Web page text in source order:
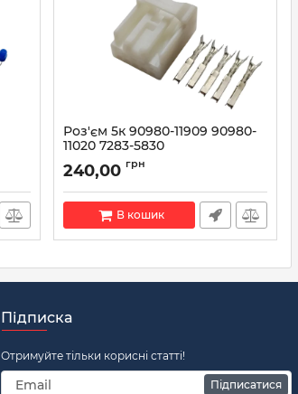
Роз'єм 5к 90980-11909 90980-
11020 7283-5830
Артикул: 6X0973825
240,00 грн
В кошик
Підписка
Отримуйте тільки корисні статті!
Підписатися